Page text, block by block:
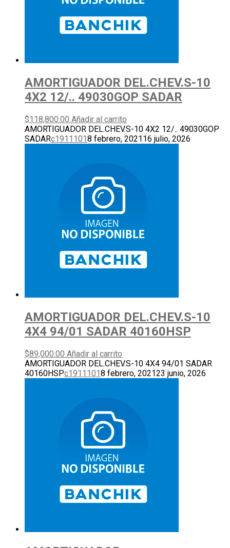
AMORTIGUADOR DEL.CHEV.S-10
4X2 12/.. 49030GOP SADAR
$118,800.00 Añadir al carrito
AMORTIGUADOR DEL.CHEV.S-10 4X2 12/.. 49030GOP
SADARc1911101 8 febrero, 2021 16 julio, 2026
AMORTIGUADOR DEL.CHEV.S-10
4X4 94/01 SADAR 40160HSP
$89,000.00 Añadir al carrito
AMORTIGUADOR DEL.CHEV.S-10 4X4 94/01 SADAR
40160HSPc19111018 febrero, 202123 junio, 2026